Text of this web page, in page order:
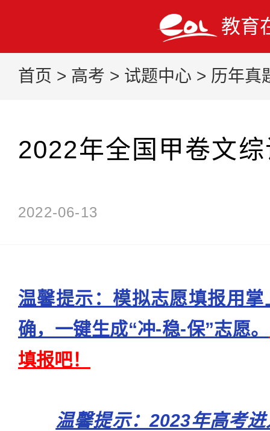
教育
首页 > 高考 > 试题中心 > 历年真
2022年全国甲卷文
2022-06-13
温馨提示：模拟志愿填报用
确，一键生成“冲-稳-保”志愿。
填报吧！
温馨提示：2023年高考